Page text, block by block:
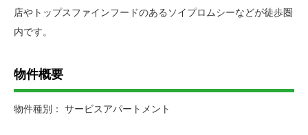
店やトップスファインフードのあるソイプロムシーなどが徒歩圏
内です。
物件概要
物件種別： サービスアパートメント